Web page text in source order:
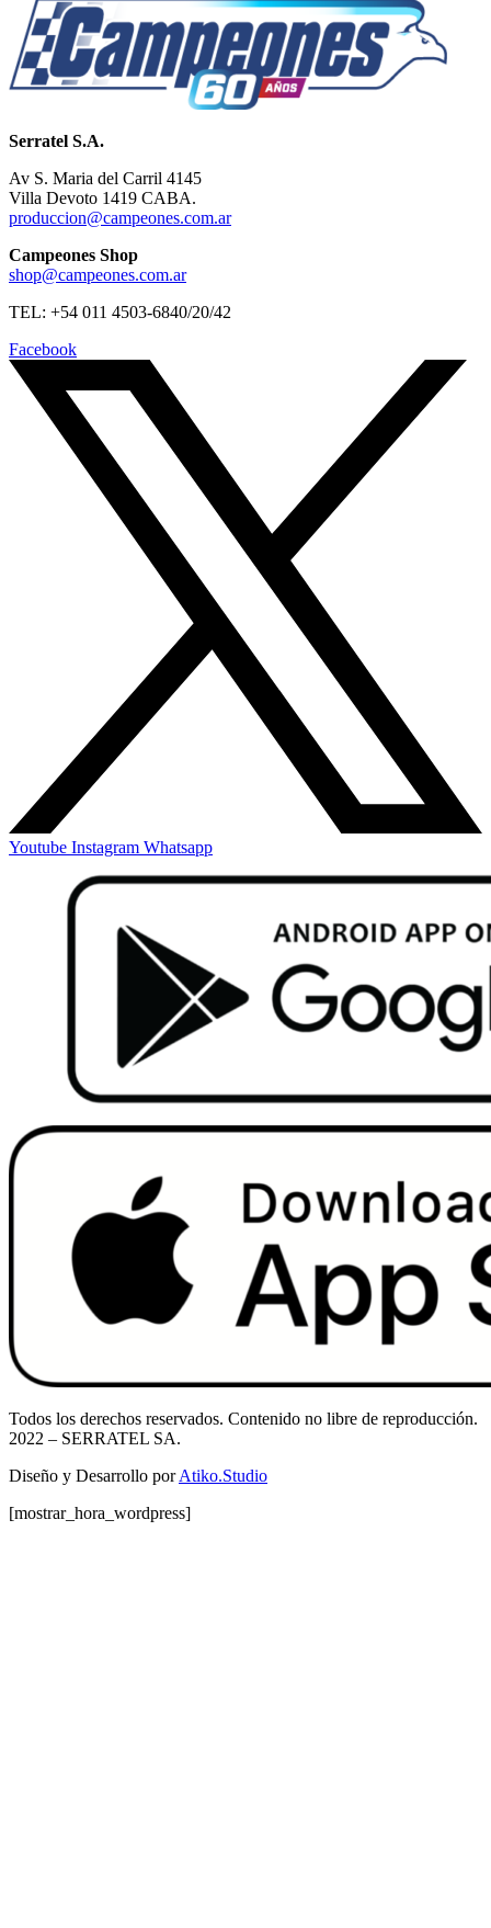
Serratel S.A.
Av S. Maria del Carril 4145
Villa Devoto 1419 CABA.
produccion@campeones.com.ar
Campeones Shop
shop@campeones.com.ar
TEL: +54 011 4503-6840/20/42
Facebook
Youtube Instagram Whatsapp
Todos los derechos reservados. Contenido no libre de reproducción.
2022 – SERRATEL SA.
Diseño y Desarrollo porAtiko.Studio
[mostrar_hora_wordpress]